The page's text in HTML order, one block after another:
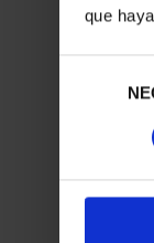
que